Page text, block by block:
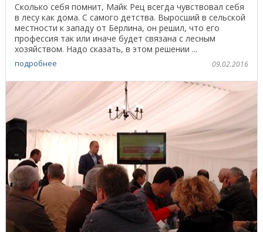
Сколько себя помнит, Майк Рец всегда чувствовал себя
в лесу как дома. С самого детства. Выросший в сельской
местности к западу от Берлина, он решил, что его
профессия так или иначе будет связана с лесным
хозяйством. Надо сказать, в этом решении ...
подробнее 09.02.2016